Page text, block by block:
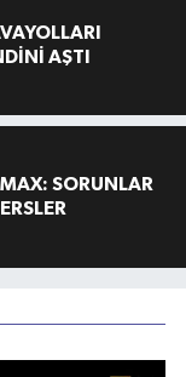
AŞTI
SORUNLAR